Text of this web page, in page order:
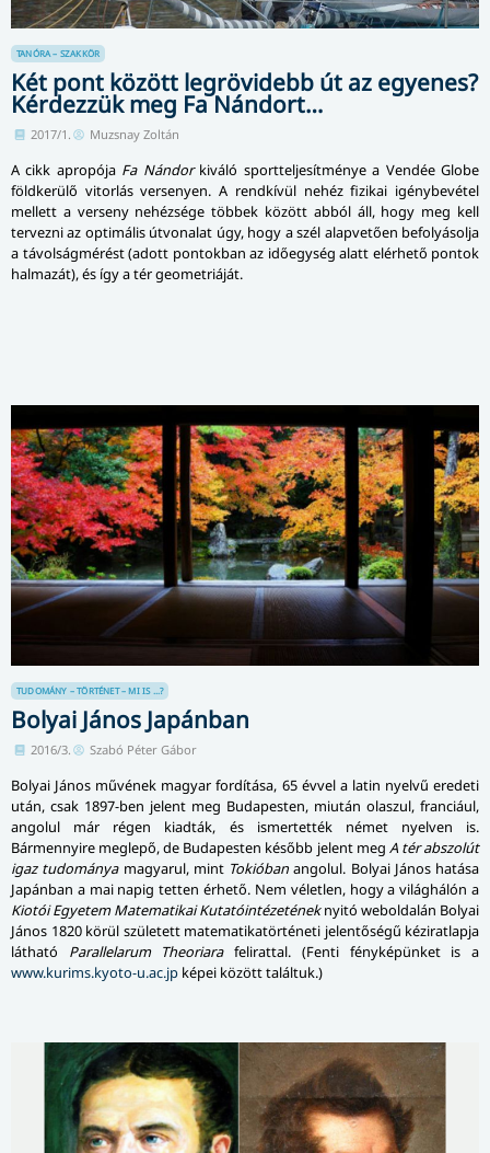
TANÓRA – SZAKKÖR
Két pont között legrövidebb út az egyenes?
Kérdezzük meg Fa Nándort…
2017/1. Muzsnay Zoltán
A cikk apropója Fa Nándorkiváló sport­tel­je­sít­mé­nye a Vendée Globe
földkerülő vitorlás versenyen. A rendkívül nehéz fizikai igénybevétel
mellett a verseny nehézsége többek között abból áll, hogy meg kell
tervezni az optimális útvonalat úgy, hogy a szél alapvetően befolyásolja
a távolságmérést (adott pontokban az időegység alatt elérhető pontok
halmazát), és így a tér geometriáját.
TUDOMÁNY – TÖRTÉNET – MI IS ...?
Bolyai János Japánban
2016/3. Szabó Péter Gábor
Bolyai János művének magyar fordítása, 65 évvel a latin nyelvű eredeti
után, csak 1897-ben jelent meg Budapesten, miután olaszul, franciául,
angolul már régen kiadták, és ismertették német nyelven is.
Bármennyire meglepő, de Budapesten később jelent meg A tér abszolút
igaz tudományamagyarul, mint Tokióban angolul. Bolyai János hatása
Japánban a mai napig tetten érhető. Nem véletlen, hogy a világhálón a
Kiotói Egyetem Matematikai Kutatóintézeténeknyitó weboldalán Bolyai
János 1820 körül született matematikatörténeti jelentőségű kéziratlapja
látható Parallelarum Theoriarafelirattal. (Fenti fényképünket is a
www.kurims.kyoto-u.ac.jp képei között találtuk.)